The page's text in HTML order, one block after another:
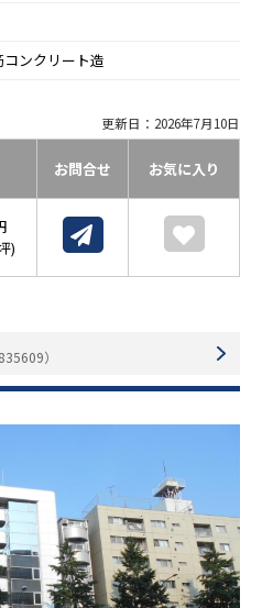
ンクリート造
更新日：2026年7月10日
お問合せ お気に入り
)
）